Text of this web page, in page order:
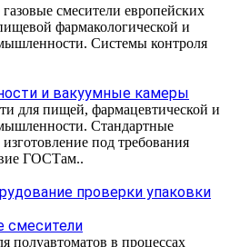
смесители европейских
фармакологической и
Системы контроля
и вакуумные камеры
для пищей, фармацевтической и
Стандартные
под требования
ГОСТам..
проверки упаковки
смесители
полуавтоматов в процессах